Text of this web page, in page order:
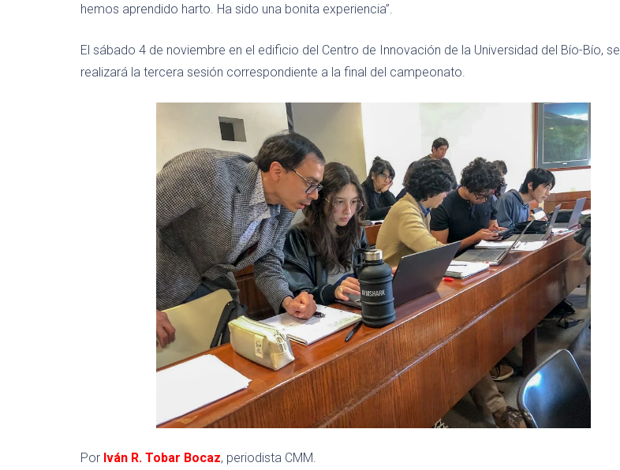
hemos aprendido harto. Ha sido una bonita experiencia”.
El sábado 4 de noviembre en el edificio del Centro de Innovación de la Universidad del Bío-Bío, se
realizará la tercera sesión correspondiente a la final del campeonato.
Por Iván R. Tobar Bocaz, periodista CMM.